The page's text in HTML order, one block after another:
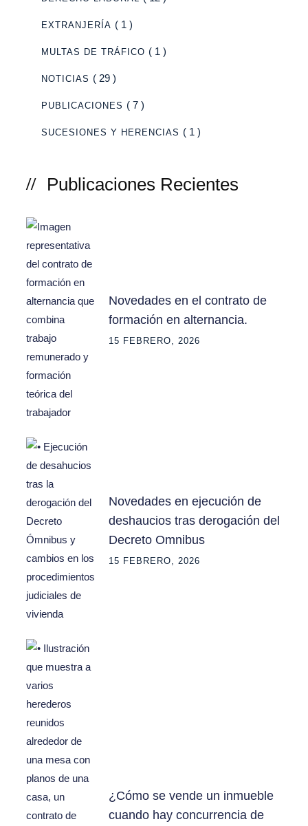
EXTRANJERÍA ( 1 )
MULTAS DE TRÁFICO ( 1 )
NOTICIAS ( 29 )
PUBLICACIONES ( 7 )
SUCESIONES Y HERENCIAS ( 1 )
Publicaciones Recientes
Novedades en el contrato de
formación en alternancia.
15 FEBRERO, 2026
Novedades en ejecución de
deshaucios tras derogación del
Decreto Omnibus
15 FEBRERO, 2026
¿Cómo se vende un inmueble
cuando hay concurrencia de